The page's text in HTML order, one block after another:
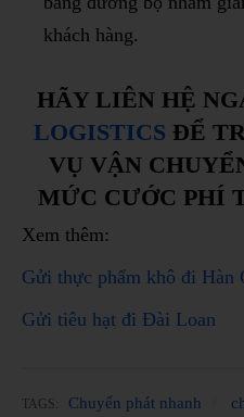
khách hàng.
HÃY LIÊN HỆ
LOGISTICS ĐỂ
VỤ VẬN
MỨC CƯỚC PHÍ
Xem thêm:
Gửi thực phẩm khô đi Hàn
Gửi tiêu hạt đi Đài Loan
TAGS: Chuyển phát nhanh